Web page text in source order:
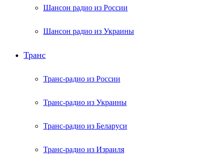
Шансон радио из России
Шансон радио из Украины
Транс
Транс-радио из России
Транс-радио из Украины
Транс-радио из Беларуси
Транс-радио из Израиля